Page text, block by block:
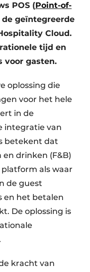
POS (Point-of-
geïntegreerde
Cloud.
tijd en
voor gasten.
oplossing die
voor het hele
in de
integratie van
betekent dat
drinken (F&B)
als waar
de guest
en het betalen
De oplossing is
kracht van